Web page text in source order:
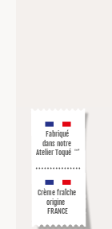
Fabriqué
dans notre
Atelier Toqué
™*
Crème fraîche
origine
FRANCE